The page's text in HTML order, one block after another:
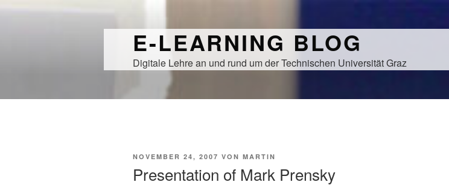
E-LEARNING BLOG
Digitale Lehre an und rund um der Technischen Universität Graz
VERÖFFENTLICHT
NOVEMBER 24, 2007 VON MARTIN
Presentation of Mark Prensky